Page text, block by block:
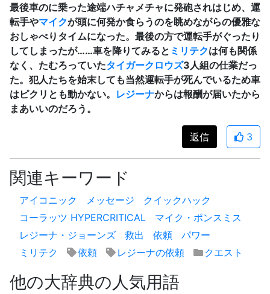
最後車のに乗った途端ハチャメチャに発砲されはじめ、運
転手やマイクが頭に何発か食らうのを眺めながらの優雅な
おしゃべりタイムになった。最後の方で運転手がぐったり
してしまったが……車を降りてみると ミリテクは何も関係
なく、たむろっていたタイガークロウズ3人組の仕業だっ
た。犯人たちを始末しても当然運転手が死んでいるため車
はピクリとも動かない。 レジーナからは報酬が届いたから
まあいいのだろう。
返信 3
関連キーワード
アイコニック メッセージ
クイックハック
コーラッツ HYPERCRITICAL
マイク・ポンスミス
レジーナ・ジョーンズ
救出 依頼
パワー
ミリテク
依頼 レジーナの依頼 クエスト
他の大辞典の人気用語